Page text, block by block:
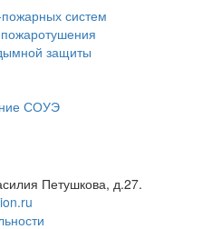
систем
защиты
СОУЭ
Петушкова, д.27.